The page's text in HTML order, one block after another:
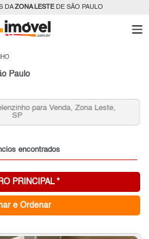
DAZONA LESTEDE SÃO PAULO
Paulo
para Venda, Zona Leste,
SP
encontrados
PRINCIPAL *
e Ordenar